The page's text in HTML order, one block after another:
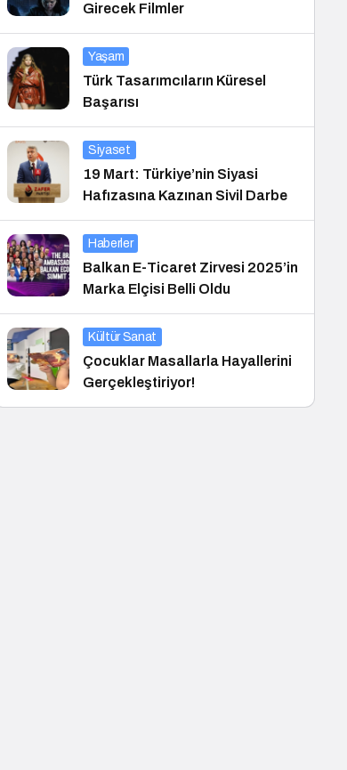
Girecek Filmler
Yaşam
Türk Tasarımcıların Küresel
Başarısı
Siyaset
19 Mart: Türkiye’nin Siyasi
Hafızasına Kazınan Sivil Darbe
Haberler
Balkan E-Ticaret Zirvesi 2025’in
Marka Elçisi Belli Oldu
Kültür Sanat
Çocuklar Masallarla Hayallerini
Gerçekleştiriyor!